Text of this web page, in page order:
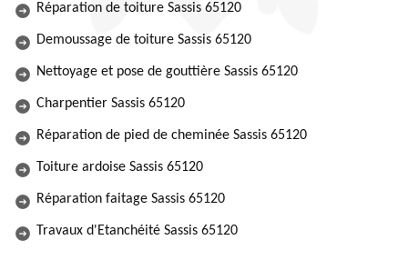
Réparation de toiture Sassis 65120
Demoussage de toiture Sassis 65120
Nettoyage et pose de gouttière Sassis 65120
Charpentier Sassis 65120
Réparation de pied de cheminée Sassis 65120
Toiture ardoise Sassis 65120
Réparation faitage Sassis 65120
Travaux d'Etanchéité Sassis 65120